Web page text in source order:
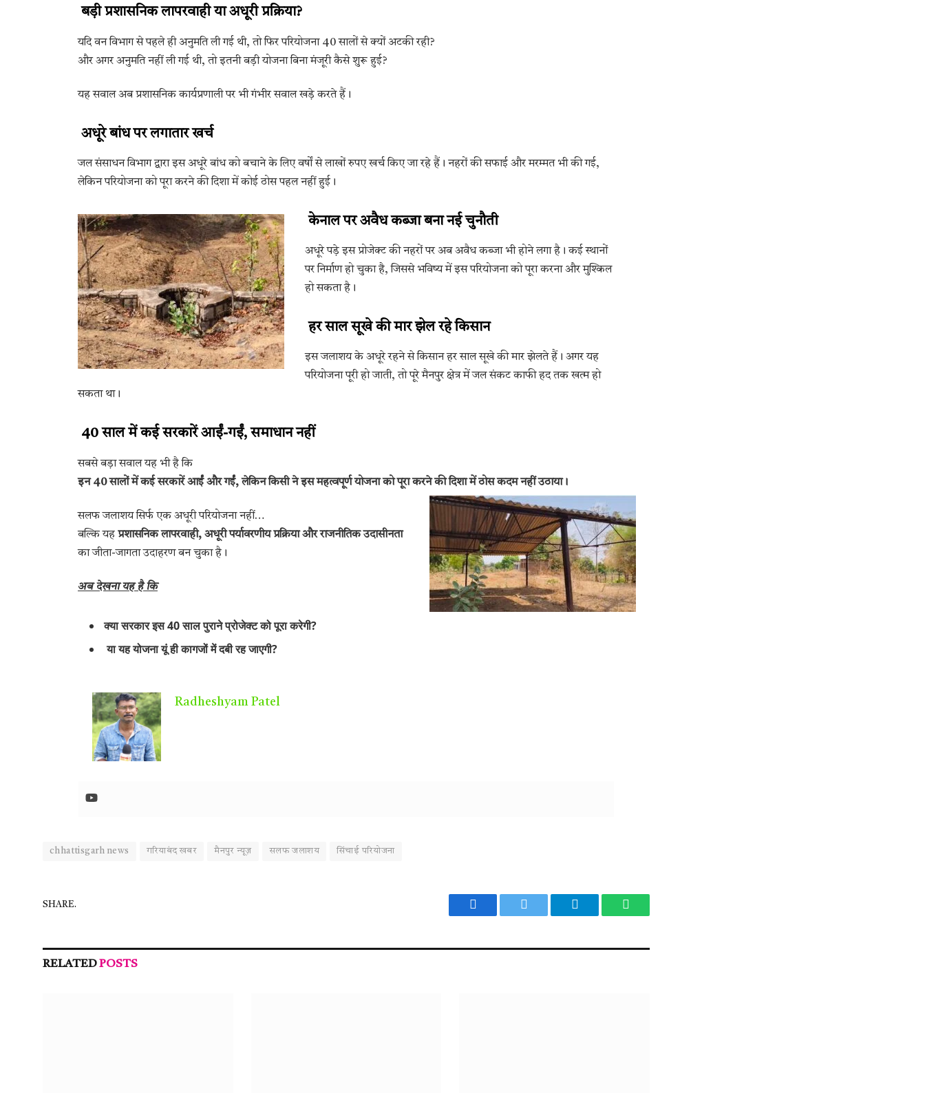
बड़ी प्रशासनिक लापरवाही या अधूरी प्रक्रिया?
यदि वन विभाग से पहले ही अनुमति ली गई थी, तो फिर परियोजना 40 सालों से क्यों अटकी रही?
और अगर अनुमति नहीं ली गई थी, तो इतनी बड़ी योजना बिना मंजूरी कैसे शुरू हुई?
यह सवाल अब प्रशासनिक कार्यप्रणाली पर भी गंभीर सवाल खड़े करते हैं।
अधूरे बांध पर लगातार खर्च
जल संसाधन विभाग द्वारा इस अधूरे बांध को बचाने के लिए वर्षों से लाखों रुपए खर्च किए जा रहे हैं। नहरों की सफाई और मरम्मत भी की गई,
लेकिन परियोजना को पूरा करने की दिशा में कोई ठोस पहल नहीं हुई।
केनाल पर अवैध कब्जा बना नई चुनौती
अधूरे पड़े इस प्रोजेक्ट की नहरों पर अब अवैध कब्जा भी होने लगा है। कई स्थानों
पर निर्माण हो चुका है, जिससे भविष्य में इस परियोजना को पूरा करना और मुश्किल
हो सकता है।
हर साल सूखे की मार झेल रहे किसान
इस जलाशय के अधूरे रहने से किसान हर साल सूखे की मार झेलते हैं। अगर यह
परियोजना पूरी हो जाती, तो पूरे मैनपुर क्षेत्र में जल संकट काफी हद तक खत्म हो
सकता था।
40 साल में कई सरकारें आईं-गईं, समाधान नहीं
सबसे बड़ा सवाल यह भी है कि
इन 40 सालों में कई सरकारें आईं और गईं, लेकिन किसी ने इस महत्वपूर्ण योजना को पूरा करने की दिशा में ठोस कदम नहीं उठाया।
सलफ जलाशय सिर्फ एक अधूरी परियोजना नहीं…
बल्कि यह प्रशासनिक लापरवाही, अधूरी पर्यावरणीय प्रक्रिया और राजनीतिक उदासीनता
का जीता-जागता उदाहरण बन चुका है।
अब देखना यह है कि
क्या सरकार इस 40 साल पुराने प्रोजेक्ट को पूरा करेगी?
या यह योजना यूं ही कागजों में दबी रह जाएगी?
Radheshyam Patel
chhattisgarh news गरियाबंद खबर मैनपुर न्यूज़ सलफ जलाशय सिंचाई परियोजना
SHARE.
FacebookTwitter TelegramWhatsApp
RELATEDPOSTS